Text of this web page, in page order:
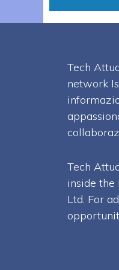
Tech
network
Tech
inside the
Ltd. For